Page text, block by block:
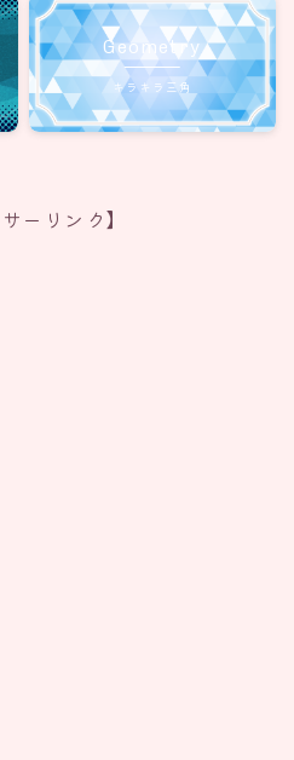
キラキラ三角
Geometry
ーリンク】